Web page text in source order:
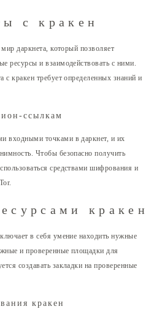
с кракен
даркнета, который позволяет
ресурсы и взаимодействовать с ними.
с кракен требует определенных знаний и
ссылкам
входными точками в даркнет, и их
Чтобы безопасно получить
средствами шифрования и
кракен
в себя умение находить нужные
и проверенные площадки для
создавать закладки на проверенные
кракен